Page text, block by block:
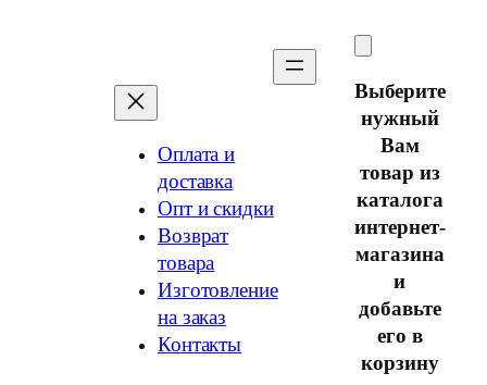
Оплата и
доставка
Опт и скидки
Возврат
товара
Изготовление
на заказ
Контакты
Выберите
нужный
Вам
товар из
каталога
интернет-
магазина
и
добавьте
его в
корзину